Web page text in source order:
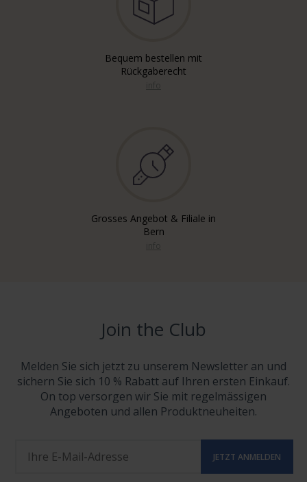
Bequem bestellen mit
Rückgaberecht
Grosses Angebot & Filiale in
Bern
Join the Club
Melden Sie sich jetzt zu unserem Newsletter an und
sichern Sie sich 10 % Rabatt auf Ihren ersten Einkauf.
On top versorgen wir Sie mit regelmässigen
Angeboten und allen Produktneuheiten.